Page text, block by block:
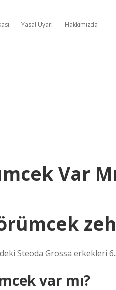
Yasal Uyarı Hakkımızda
Var
Steoda Grossa erkekleri
var mı?